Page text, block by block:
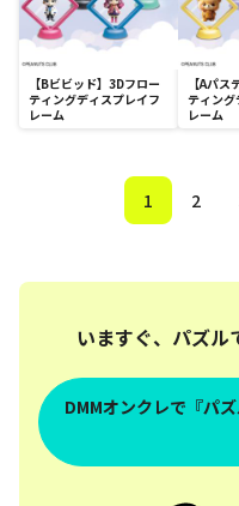
【Bビビッド】3Dフロー
ティングディスプレイフ
レーム
【Aパ
ティング
レーム
1 2
いますぐ、パズル
DMMオンクレで『パ